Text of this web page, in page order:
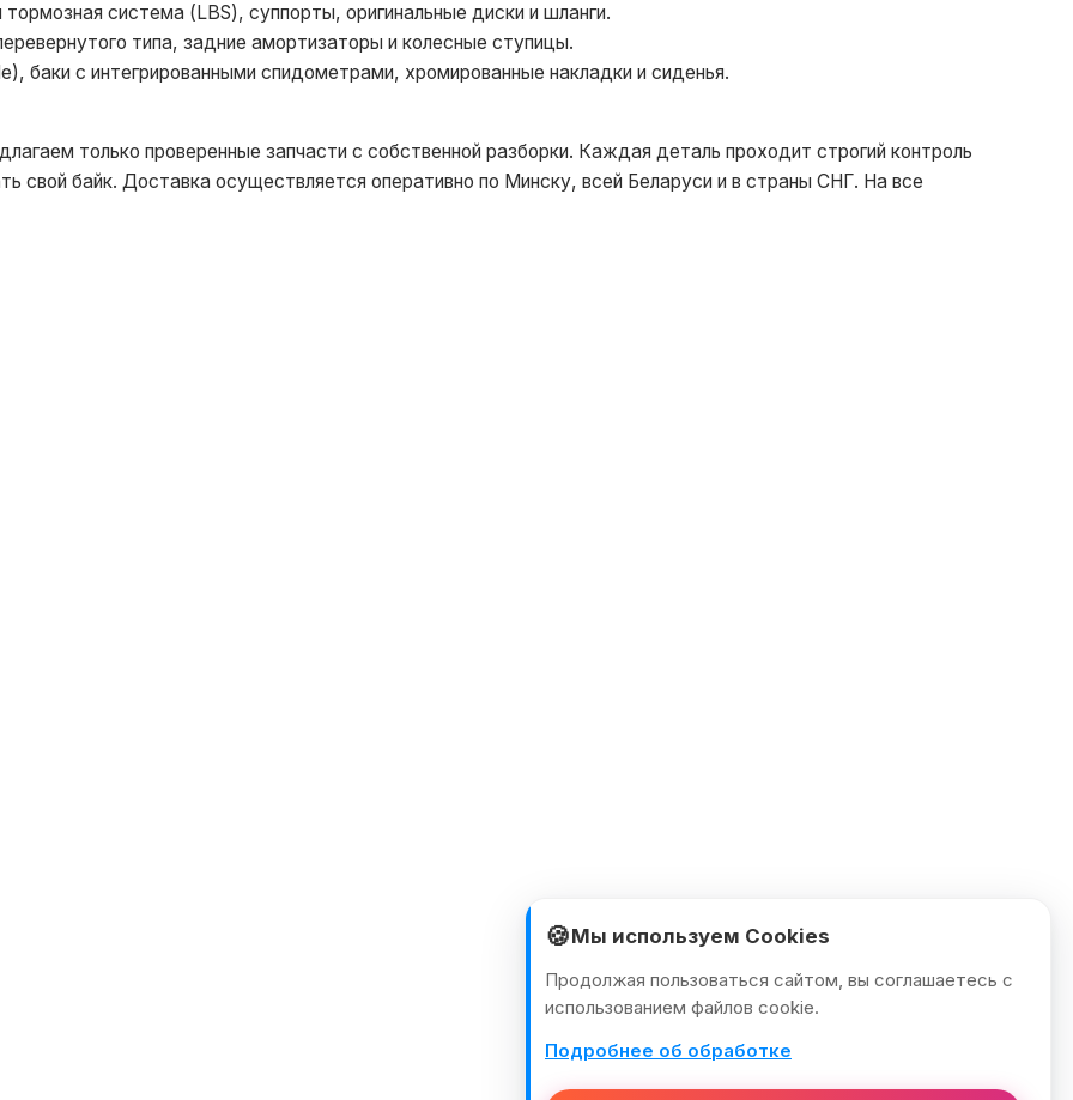
система (LBS), суппорты, оригинальные диски и шланги.
типа, задние амортизаторы и колесные ступицы.
баки с интегрированными спидометрами, хромированные накладки и сиденья.
только проверенные запчасти с собственной разборки. Каждая деталь проходит строгий контроль
свой байк. Доставка осуществляется оперативно по Минску, всей Беларуси и в страны СНГ. На все
🍪Мы используем Cookies
Продолжая пользоваться сайтом, вы соглашаетесь с
использованием файлов cookie.
Подробнее об обработке